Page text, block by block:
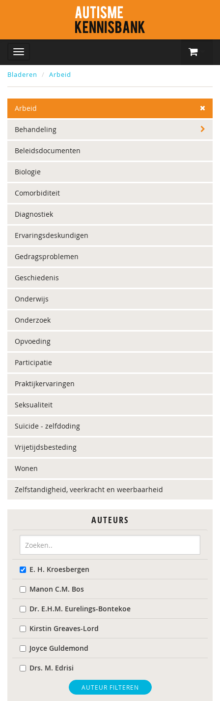
Bladeren Arbeid
Arbeid
Behandeling
Beleidsdocumenten
Biologie
Comorbiditeit
Diagnostiek
Ervaringsdeskundigen
Gedragsproblemen
Geschiedenis
Onderwijs
Onderzoek
Opvoeding
Participatie
Praktijkervaringen
Seksualiteit
Suïcide - zelfdoding
Vrijetijdsbesteding
Wonen
Zelfstandigheid, veerkracht en weerbaarheid
AUTEURS
E. H. Kroesbergen
Manon C.M. Bos
Dr. E.H.M. Eurelings-Bontekoe
Kirstin Greaves-Lord
Joyce Guldemond
Drs. M. Edrisi
Hilde M. GeurtsAUTEUR FILTEREN